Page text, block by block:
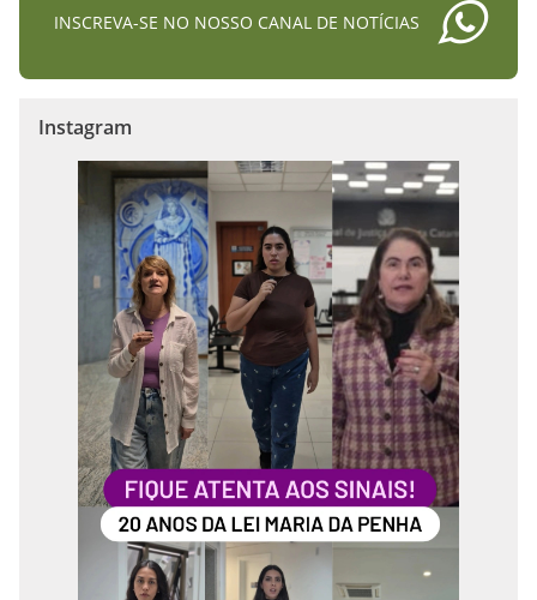
INSCREVA-SE NO NOSSO CANAL DE NOTÍCIAS
Instagram